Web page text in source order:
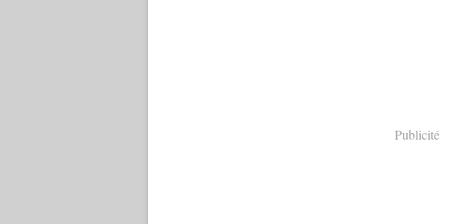
Publicité